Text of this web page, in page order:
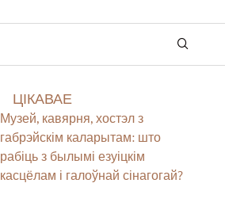
ЦІКАВАЕ
Музей, кавярня, хостэл з
габрэйскім каларытам: што
рабіць з былымі езуіцкім
касцёлам і галоўнай сінагогай?